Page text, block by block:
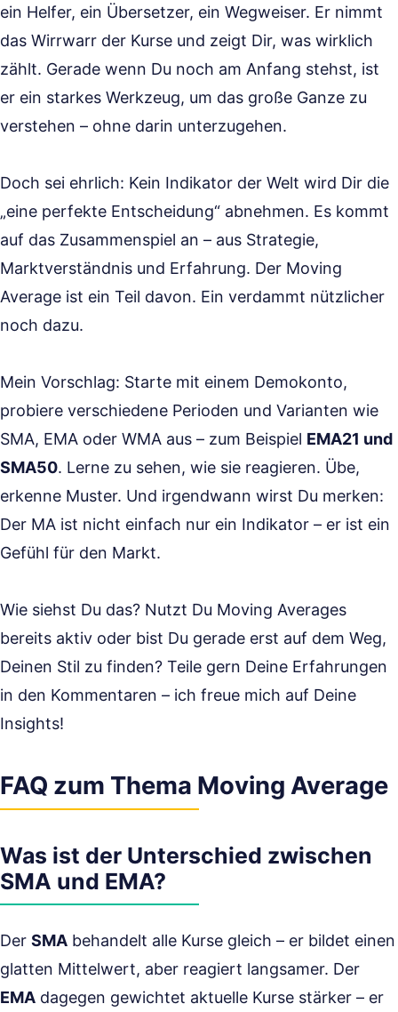
ein Helfer, ein Übersetzer, ein Wegweiser. Er nimmt
das Wirrwarr der Kurse und zeigt Dir, was wirklich
zählt. Gerade wenn Du noch am Anfang stehst, ist
er ein starkes Werkzeug, um das große Ganze zu
verstehen – ohne darin unterzugehen.
Doch sei ehrlich: Kein Indikator der Welt wird Dir die
„eine perfekte Entscheidung“ abnehmen. Es kommt
auf das Zusammenspiel an – aus Strategie,
Marktverständnis und Erfahrung. Der Moving
Average ist ein Teil davon. Ein verdammt nützlicher
noch dazu.
Mein Vorschlag: Starte mit einem Demokonto,
probiere verschiedene Perioden und Varianten wie
SMA, EMA oder WMA aus – zum Beispiel EMA21 und
SMA50. Lerne zu sehen, wie sie reagieren. Übe,
erkenne Muster. Und irgendwann wirst Du merken:
Der MA ist nicht einfach nur ein Indikator – er ist ein
Gefühl für den Markt.
Wie siehst Du das? Nutzt Du Moving Averages
bereits aktiv oder bist Du gerade erst auf dem Weg,
Deinen Stil zu finden? Teile gern Deine Erfahrungen
in den Kommentaren – ich freue mich auf Deine
Insights!
FAQ zum Thema Moving Average
Was ist der Unterschied zwischen
SMA und EMA?
Der SMA behandelt alle Kurse gleich – er bildet einen
glatten Mittelwert, aber reagiert langsamer. Der
EMA dagegen gewichtet aktuelle Kurse stärker – er